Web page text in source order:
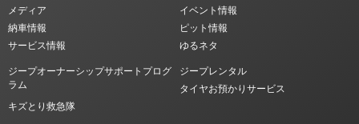
メディア
イベント情報
納車情報
ピット情報
サービス情報
ゆるネタ
ジープオーナーシップサポートプログ
ラム
ジープレンタル
タイヤお預かりサービス
キズとり救急隊